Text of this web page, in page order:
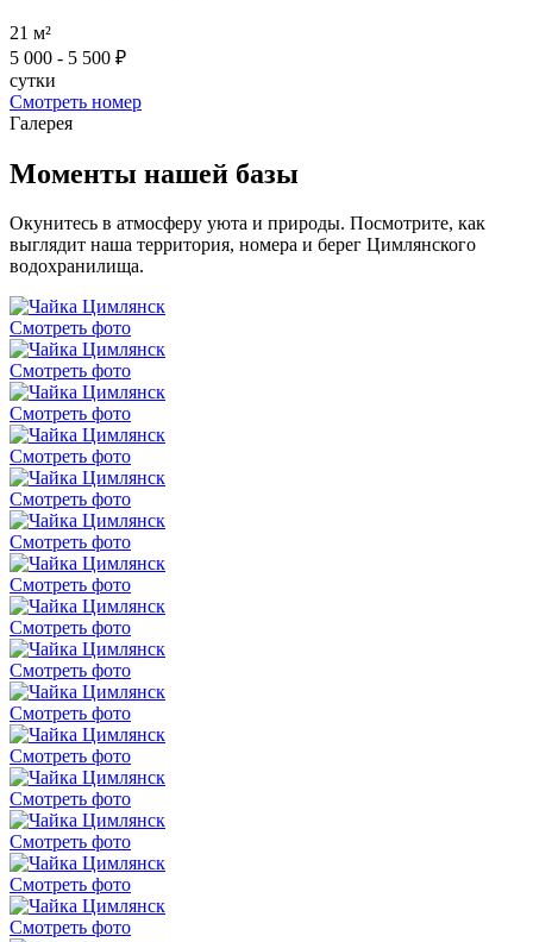
21 м²
5 000 - 5 500 ₽
сутки
Смотреть номер
Галерея
Моменты нашей базы
Окунитесь в атмосферу уюта и природы. Посмотрите, как
выглядит наша территория, номера и берег Цимлянского
водохранилища.
Смотреть фото
Смотреть фото
Смотреть фото
Смотреть фото
Смотреть фото
Смотреть фото
Смотреть фото
Смотреть фото
Смотреть фото
Смотреть фото
Смотреть фото
Смотреть фото
Смотреть фото
Смотреть фото
Смотреть фото